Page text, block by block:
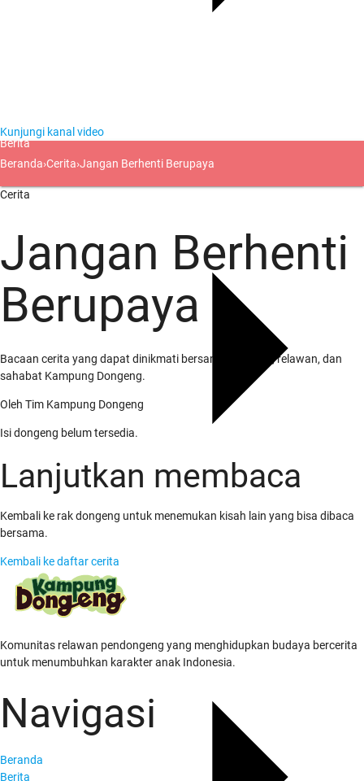
Berita
Tentang Kami
Kunjungi kanal video
Beranda›Cerita›Jangan Berhenti Berupaya
Cerita
Jangan Berhenti
Berupaya
Bacaan cerita yang dapat dinikmati bersama keluarga, relawan, dan
sahabat Kampung Dongeng.
Oleh Tim Kampung Dongeng
Isi dongeng belum tersedia.
Lanjutkan membaca
Kembali ke rak dongeng untuk menemukan kisah lain yang bisa dibaca
bersama.
Kembali ke daftar cerita
Komunitas relawan pendongeng yang menghidupkan budaya bercerita
untuk menumbuhkan karakter anak Indonesia.
Navigasi
Beranda
Berita